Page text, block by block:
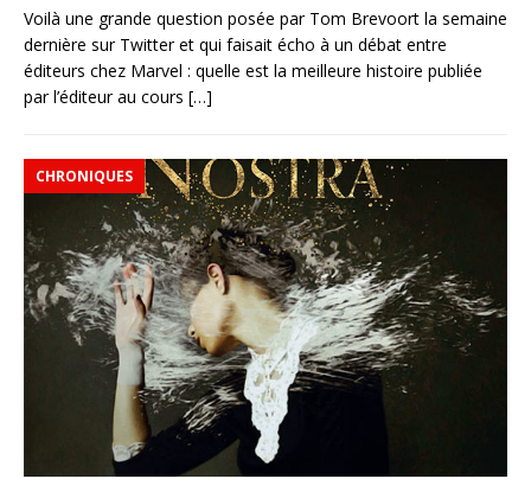
Voilà une grande question posée par Tom Brevoort la semaine
dernière sur Twitter et qui faisait écho à un débat entre
éditeurs chez Marvel : quelle est la meilleure histoire publiée
par l’éditeur au cours […]
CHRONIQUES